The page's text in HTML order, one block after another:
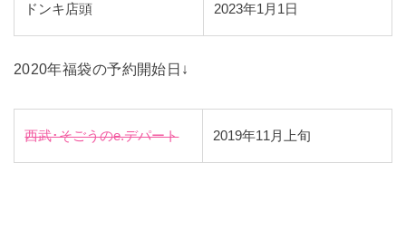
ドンキ店頭 2023年1月1日
2020年福袋の予約開始日↓
西武･そごうのe.デパート 2019年11月上旬